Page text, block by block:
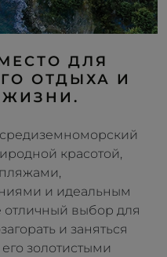
ДЛЯ
ОТДЫХА И
красотой,
пляжами,
и идеальным
отличный выбор для
и заняться
золотистыми